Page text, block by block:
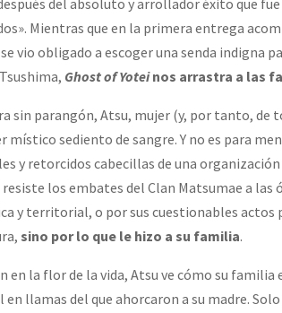
del absoluto y arrollador éxito que fue
Mientras que en la primera entrega
vio obligado a escoger una senda indigna
Ghost of Yoteinos arrastra a las
sin parangón, Atsu, mujer (y, por tanto, de
místico sediento de sangre. Y no es para
y retorcidos cabecillas de una
los embates del Clan Matsumae a las
y territorial, o por sus cuestionables actos
sino por lo que le hizo a su familia.
en la flor de la vida, Atsu ve cómo su
llamas del que ahorcaron a su madre.